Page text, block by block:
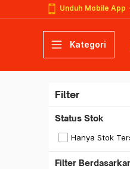
Unduh Mobile App
Kategori
Filter
Status Stok
Hanya Stok
Filter